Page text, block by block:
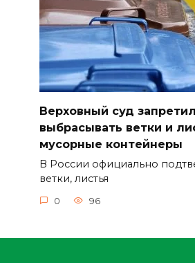
Верховный суд запретил
выбрасывать ветки и
мусорные контейнеры
В России официально
ветки, листья
0 96